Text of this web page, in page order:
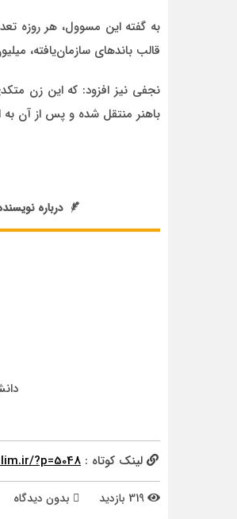
به گفته این مسوول، هر روزه
قالب باند‌های سازمان‌یافته،
باهنر منتقل شده و پس از آن به
درباره
لینک کوتاه : ?p=5048
بدون دیدگاه